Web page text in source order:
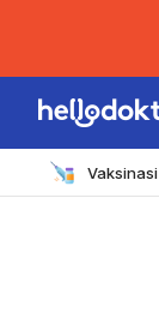
Vaksinasi